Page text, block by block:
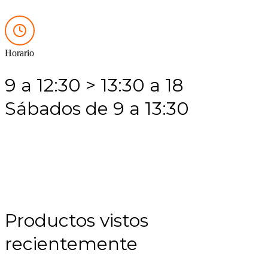
Horario
9 a 12:30 > 13:30 a 18
Sábados de 9 a 13:30
Productos vistos
recientemente